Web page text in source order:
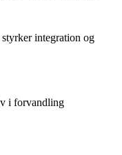
integration og
i forvandling